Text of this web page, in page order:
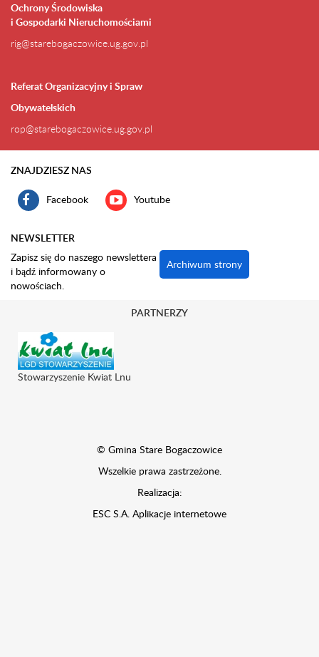
Ochrony Środowiska
i Gospodarki Nieruchomościami
rig@starebogaczowice.ug.gov.pl
Referat Organizacyjny i Spraw
Obywatelskich
rop@starebogaczowice.ug.gov.pl
ZNAJDZIESZ NAS
Facebook Youtube
NEWSLETTER
Zapisz się do naszego newslettera
i bądź informowany o
nowościach.
Archiwum strony
© Gmina Stare Bogaczowice
Wszelkie prawa zastrzeżone.
Realizacja:
ESC S.A. Aplikacje internetowe
PARTNERZY
Stowarzyszenie Kwiat Lnu